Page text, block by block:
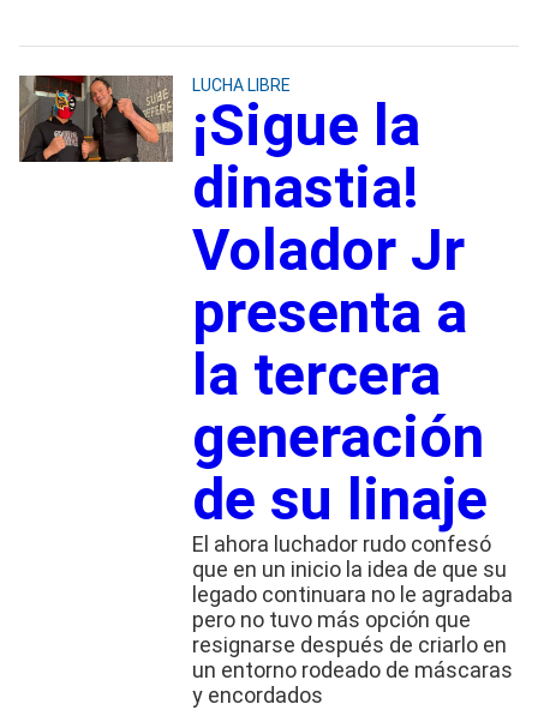
LUCHA LIBRE
¡Sigue la
dinastia!
Volador Jr
presenta a
la tercera
generación
de su linaje
El ahora luchador rudo confesó
que en un inicio la idea de que su
legado continuara no le agradaba
pero no tuvo más opción que
resignarse después de criarlo en
un entorno rodeado de máscaras
y encordados